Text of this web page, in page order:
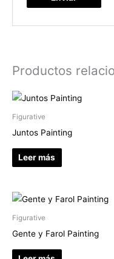
Productos
Figurative
Juntos Painting
Leer más
Figurative
Gente y Farol Painting